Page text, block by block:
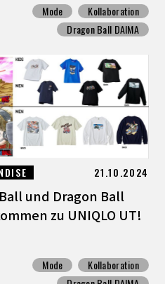
Mode
Kollaboration
Dragon Ball DAIMA
21.10.2024
und Dragon Ball
zu UNIQLO UT!
Mode
Kollaboration